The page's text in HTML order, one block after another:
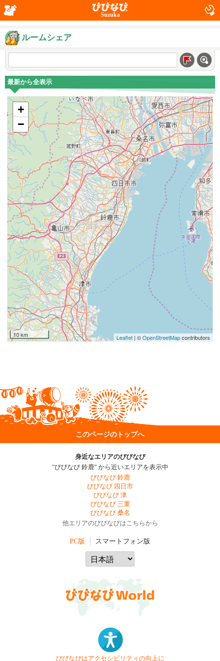
Suzuka
ルームシェア
最新から全表示
+
−
10 km Leaflet| ©OpenStreetMapcontributors
このページのトップへ
身近なエリアのびびなび
"びびなび 鈴鹿" から近いエリアを表示中
びびなび 鈴鹿
びびなび 四日市
びびなび 津
びびなび 三重
びびなび 桑名
他エリアのびびなびはこちらから
PC版 スマートフォン版
びびなびはアクセシビリティの向上に